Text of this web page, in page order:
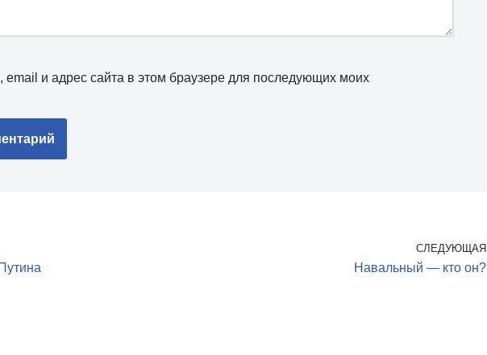
и адрес сайта в этом браузере для последующих моих
СЛЕДУЮЩАЯ
Навальный — кто он?